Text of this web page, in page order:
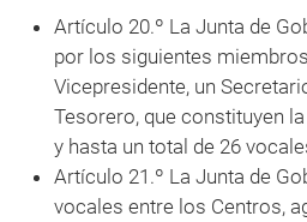
Artículo 20.º La Junta de
por los siguientes
Vicepresidente, un
Tesorero, que constituyen
y hasta un total de 26
Artículo 21.º La Junta de
vocales entre los Centros,